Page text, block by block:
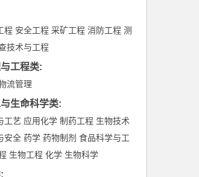
程 安全工程 采矿工程 消防工程 测
技术与工程
工程类:
流管理
生命科学类:
工艺 应用化学 制药工程 生物技术
安全 药学 药物制剂 食品科学与工
生物工程 化学 生物科学
: